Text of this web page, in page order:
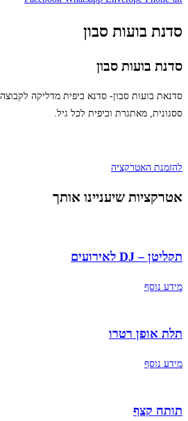
סדנת בועות סבון
סדנת בועות סבון
סדנאת בועות סבון- סדנא כיפית מדליקה
ססגונית, מאתגרת וכיפית לכל גיל.
להזמנת האטרקציה
אטרקציות שיעניינו אותך
תקליטן – DJ לאירועים
מידע נוסף
תלת אופן רטרו
מידע נוסף
תותח קצף